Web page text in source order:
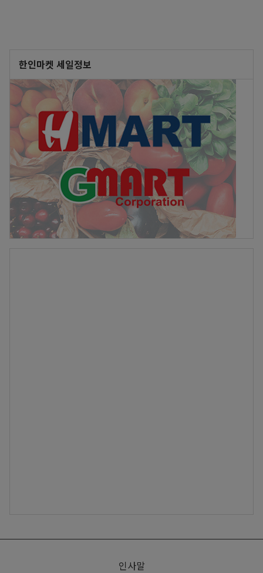
한인마켓 세일정보
인사말